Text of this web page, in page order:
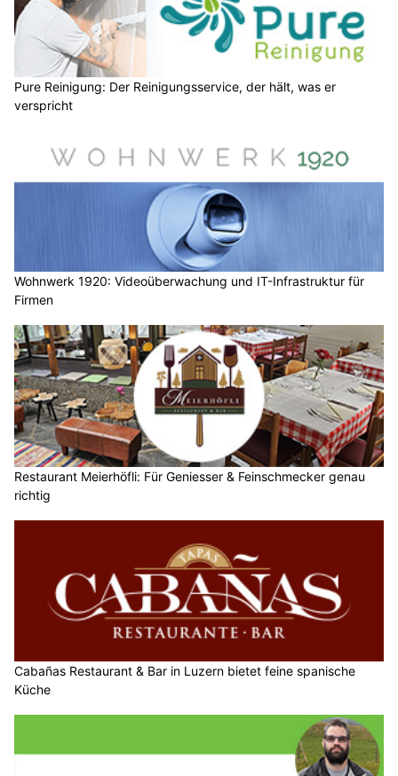
Pure Reinigung: Der Reinigungsservice, der hält, was er
verspricht
Wohnwerk 1920: Videoüberwachung und IT-Infrastruktur für
Firmen
Restaurant Meierhöfli: Für Geniesser & Feinschmecker genau
richtig
Cabañas Restaurant & Bar in Luzern bietet feine spanische
Küche